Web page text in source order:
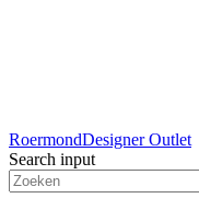
RoermondDesigner Outlet
Search input